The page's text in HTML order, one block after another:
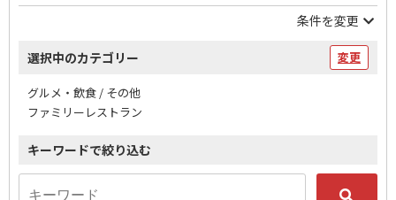
条件を変更
選択中のカテゴリー 変更
グルメ・飲食 / その他
ファミリーレストラン
キーワードで絞り込む